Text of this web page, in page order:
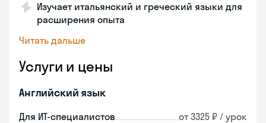
Изучает итальянский и греческий языки для
расширения опыта
Читать дальше
Услуги и цены
Английский язык
Для ИТ-специалистов от 3325 ₽ / урок